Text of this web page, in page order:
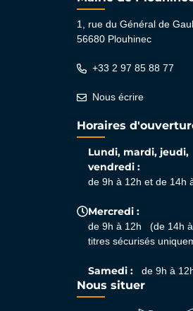
1, rue du Général de
56680 Plouhinec
+33 2 97 85 88 77
Nous écrire
Horaires
Lundi, mardi, jeudi,
vendredi :
de 9h à 12h et de 14h
Mercredi :
de 9h à 12h (de 14h
titres sécurisés
Samedi : de 9h à
Nous situer